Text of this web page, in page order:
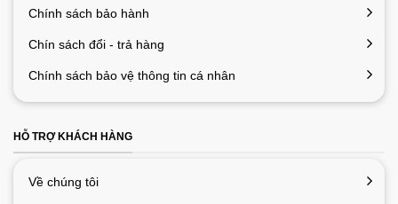
Chính sách bảo hành
Chín sách đổi - trả hàng
Chính sách bảo vệ thông tin cá nhân
HỖ TRỢ KHÁCH HÀNG
Về chúng tôi